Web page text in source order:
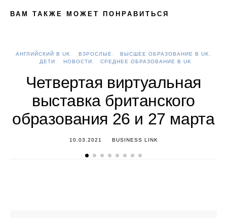
ВАМ ТАКЖЕ МОЖЕТ ПОНРАВИТЬСЯ
АНГЛИЙСКИЙ В UK ВЗРОСЛЫЕ
ВЫСШЕЕ ОБРАЗОВАНИЕ В UK
ДЕТИ
НОВОСТИ СРЕДНЕЕ ОБРАЗОВАНИЕ В UK
Четвертая виртуальная
выставка британского
образования 26 и 27 марта
10.03.2021 BUSINESS LINK